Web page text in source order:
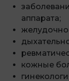
аппарата;
кожные